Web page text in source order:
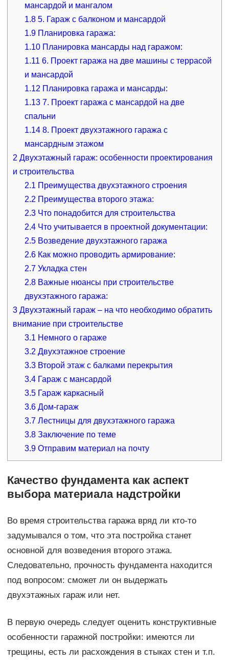
мансардой и мангалом
1.8 5. Гараж с балконом и мансардой
1.9 Планировка гаража:
1.10 Планировка мансарды над гаражом:
1.11 6. Проект гаража на две машины с террасой
и мансардой
1.12 Планировка гаража и мансарды:
1.13 7. Проект гаража с мансардой на две
спальни
1.14 8. Проект двухэтажного гаража с
мансардным этажом
2 Двухэтажный гараж: особенности проектирования
и строительства
2.1 Преимущества двухэтажного строения
2.2 Преимущества второго этажа:
2.3 Что понадобится для строительства
2.4 Что учитывается в проектной документации:
2.5 Возведение двухэтажного гаража
2.6 Как можно проводить армирование:
2.7 Укладка стен
2.8 Важные нюансы при строительстве
двухэтажного гаража:
3Двухэтажный гараж – на что необходимо обратить
внимание при строительстве
3.1 Немного о гараже
3.2 Двухэтажное строение
3.3 Второй этаж с балками перекрытия
3.4 Гараж с мансардой
3.5 Гараж каркасный
3.6 Дом-гараж
3.7 Лестницы для двухэтажного гаража
3.8 Заключение по теме
3.9 Отправим материал на почту
Качество фундамента как аспект
выбора материала надстройки
Во время строительства гаража вряд ли кто-то
задумывался о том, что эта постройка станет
основной для возведения второго этажа.
Следовательно, прочность фундамента находится
под вопросом: сможет ли он выдержать
двухэтажных гараж или нет.
В первую очередь следует оценить конструктивные
особенности гаражной постройки: имеются ли
трещины, есть ли расхождения в стыках стен и т.п.